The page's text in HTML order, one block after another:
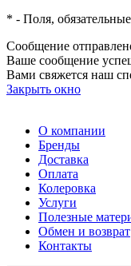
* - Поля,
Сообщение
Ваше сообщение
Вами свяжется наш
Закрыть окно
О компании
Бренды
Доставка
Оплата
Колеровка
Услуги
Полезные
Обмен и возврат
Контакты